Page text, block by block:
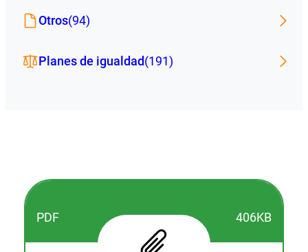
Otros(94)
Planes de igualdad(191)
PDF 406KB